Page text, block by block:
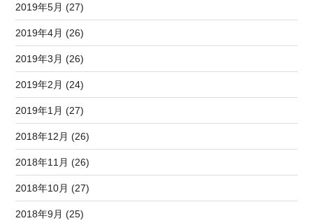
2019年5月 (27)
2019年4月 (26)
2019年3月 (26)
2019年2月 (24)
2019年1月 (27)
2018年12月 (26)
2018年11月 (26)
2018年10月 (27)
2018年9月 (25)